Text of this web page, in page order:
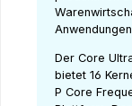
Der Core
bietet 16
P Core